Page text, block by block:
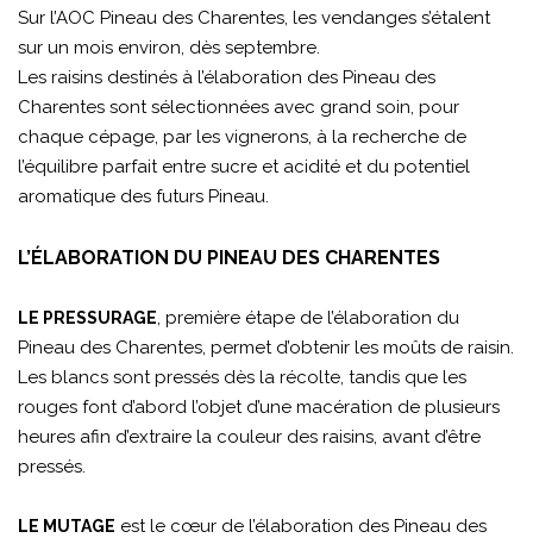
Sur l’AOC Pineau des Charentes, les vendanges s’étalent
sur un mois environ, dès septembre.
Les raisins destinés à l’élaboration des Pineau des
Charentes sont sélectionnées avec grand soin, pour
chaque cépage, par les vignerons, à la recherche de
l’équilibre parfait entre sucre et acidité et du potentiel
aromatique des futurs Pineau.
L’ÉLABORATION DU PINEAU DES CHARENTES
LE PRESSURAGE, première étape de l’élaboration du
Pineau des Charentes, permet d’obtenir les moûts de raisin.
Les blancs sont pressés dès la récolte, tandis que les
rouges font d’abord l’objet d’une macération de plusieurs
heures afin d’extraire la couleur des raisins, avant d’être
pressés.
LE MUTAGE est le cœur de l’élaboration des Pineau des